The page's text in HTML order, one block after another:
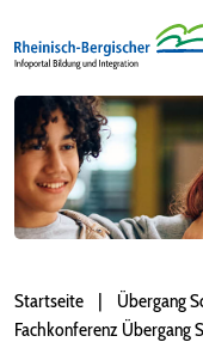
Startseite
Übergang
Fachkonferenz Übergang